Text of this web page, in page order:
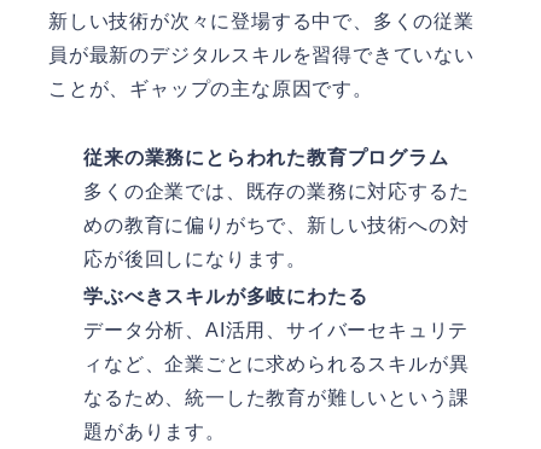
新しい技術が次々に登場する中で、多くの従業
員が最新のデジタルスキルを習得できていない
ことが、ギャップの主な原因です。
従来の業務にとらわれた教育プログラム
多くの企業では、既存の業務に対応するた
めの教育に偏りがちで、新しい技術への対
応が後回しになります。
学ぶべきスキルが多岐にわたる
データ分析、AI活用、サイバーセキュリテ
ィなど、企業ごとに求められるスキルが異
なるため、統一した教育が難しいという課
題があります。